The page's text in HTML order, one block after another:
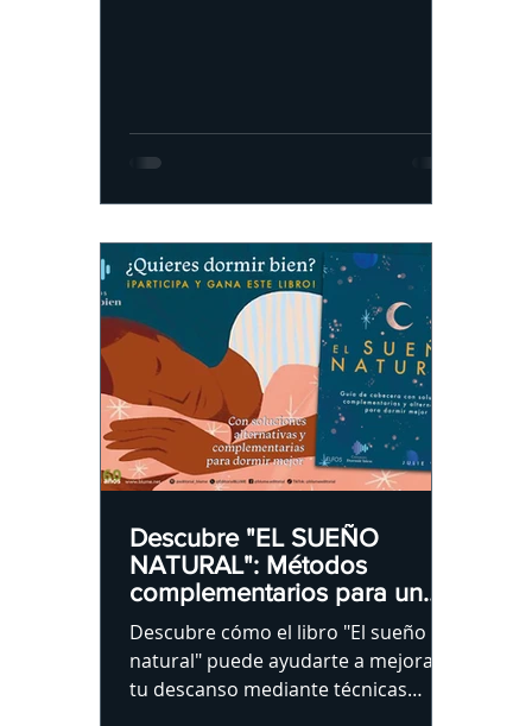
Descubre "EL SUEÑO
NATURAL": Métodos
complementarios para un
descanso óptimo.
Descubre cómo el libro "El sueño
natural" puede ayudarte a mejorar
tu descanso mediante técnicas